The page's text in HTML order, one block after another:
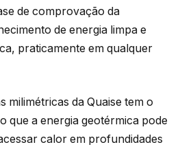
de comprovação da
de energia limpa e
praticamente em qualquer
milimétricas da Quaise tem o
que a energia geotérmica pode
calor em profundidades